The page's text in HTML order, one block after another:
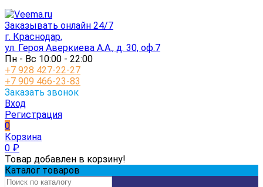
Заказывать онлайн 24/7
г. Краснодар,
ул. Героя Аверкиева А.А., д. 30, оф.7
Пн - Вс 10:00 - 22:00
+7 928 427-22-27
+7 909 466-23-83
Заказать звонок
Вход
Регистрация
0
Корзина
0 ₽
Товар добавлен в корзину!
Каталог товаров